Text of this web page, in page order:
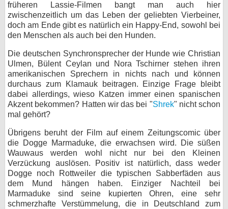
früheren Lassie-Filmen bangt man auch hier
zwischenzeitlich um das Leben der geliebten Vierbeiner,
doch am Ende gibt es natürlich ein Happy-End, sowohl bei
den Menschen als auch bei den Hunden.
Die deutschen Synchronsprecher der Hunde wie Christian
Ulmen, Bülent Ceylan und Nora Tschirner stehen ihren
amerikanischen Sprechern in nichts nach und können
durchaus zum Klamauk beitragen. Einzige Frage bleibt
dabei allerdings, wieso Katzen immer einen spanischen
Akzent bekommen? Hatten wir das bei "Shrek" nicht schon
mal gehört?
Übrigens beruht der Film auf einem Zeitungscomic über
die Dogge Marmaduke, die erwachsen wird. Die süßen
Wauwaus werden wohl nicht nur bei den Kleinen
Verzückung auslösen. Positiv ist natürlich, dass weder
Dogge noch Rottweiler die typischen Sabberfäden aus
dem Mund hängen haben. Einziger Nachteil bei
Marmaduke sind seine kupierten Ohren, eine sehr
schmerzhafte Verstümmelung, die in Deutschland zum